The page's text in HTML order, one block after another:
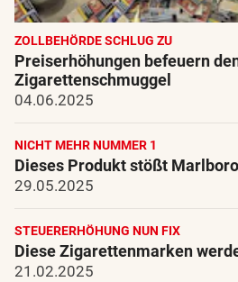
ZOLLBEHÖRDE SCHLUG ZU
Preiserhöhungen befeuern
Zigarettenschmuggel
04.06.2025
NICHT MEHR NUMMER 1
Dieses Produkt stößt
29.05.2025
STEUERERHÖHUNG NUN FIX
Diese Zigarettenmarken
21.02.2025